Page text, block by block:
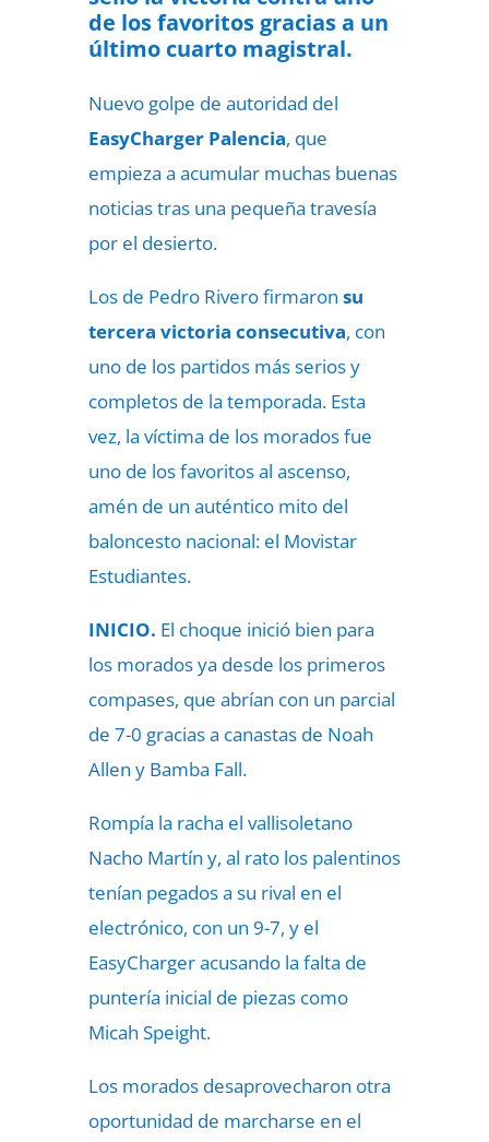
de los favoritos gracias a un
último cuarto magistral.
Nuevo golpe de autoridad del
EasyCharger Palencia, que
empieza a acumular muchas buenas
noticias tras una pequeña travesía
por el desierto.
Los de Pedro Rivero firmaron su
tercera victoria consecutiva, con
uno de los partidos más serios y
completos de la temporada. Esta
vez, la víctima de los morados fue
uno de los favoritos al ascenso,
amén de un auténtico mito del
baloncesto nacional: el Movistar
Estudiantes.
INICIO. El choque inició bien para
los morados ya desde los primeros
compases, que abrían con un parcial
de 7-0 gracias a canastas de Noah
Allen y Bamba Fall.
Rompía la racha el vallisoletano
Nacho Martín y, al rato los palentinos
tenían pegados a su rival en el
electrónico, con un 9-7, y el
EasyCharger acusando la falta de
puntería inicial de piezas como
Micah Speight.
Los morados desaprovecharon otra
oportunidad de marcharse en el